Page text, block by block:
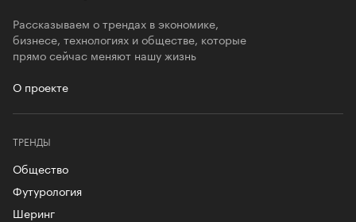
Рассказываем о трендах в экономике,
бизнесе, технологиях и обществе, которые
прямо сейчас меняют нашу жизнь
О проекте
ТРЕНДЫ
Общество
Футурология
Шеринг